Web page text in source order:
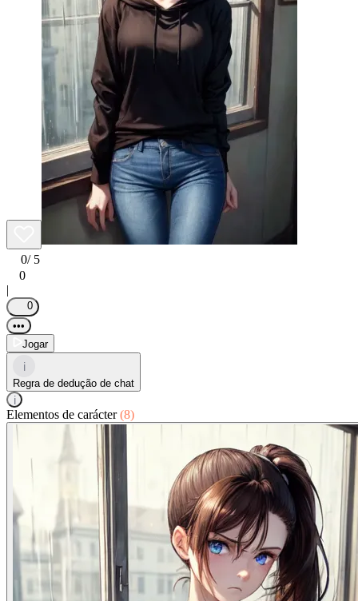
0/ 5
0
|
0
•••
Jogar
i
Regra de dedução de chat
i
Elementos de carácter(8)